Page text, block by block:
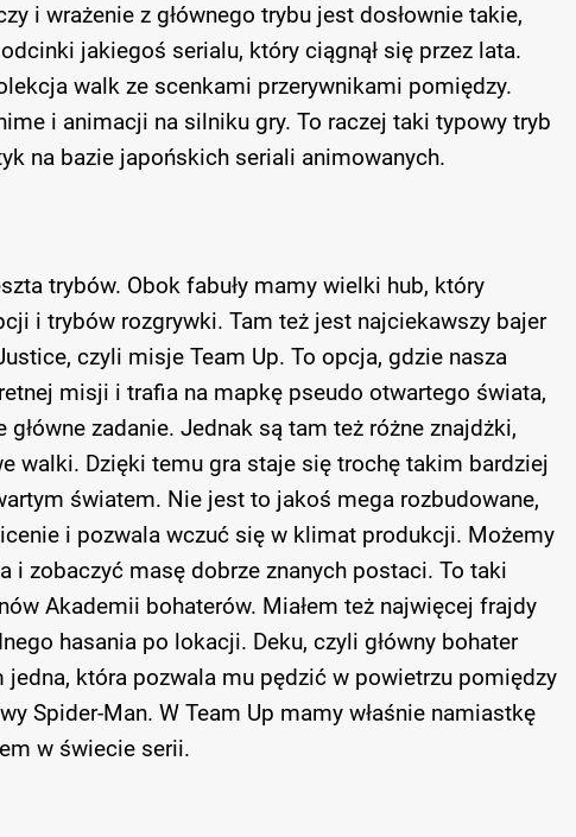
i wrażenie z głównego trybu jest dosłownie takie,
jakiegoś serialu, który ciągnął się przez lata.
walk ze scenkami przerywnikami pomiędzy.
i animacji na silniku gry. To raczej taki typowy tryb
na bazie japońskich seriali animowanych.
trybów. Obok fabuły mamy wielki hub, który
i trybów rozgrywki. Tam też jest najciekawszy bajer
czyli misje Team Up. To opcja, gdzie nasza
misji i trafia na mapkę pseudo otwartego świata,
zadanie. Jednak są tam też różne znajdżki,
walki. Dzięki temu gra staje się trochę takim bardziej
światem. Nie jest to jakoś mega rozbudowane,
i pozwala wczuć się w klimat produkcji. Możemy
i zobaczyć masę dobrze znanych postaci. To taki
Akademii bohaterów. Miałem też najwięcej frajdy
hasania po lokacji. Deku, czyli główny bohater
która pozwala mu pędzić w powietrzu pomiędzy
Spider-Man. W Team Up mamy właśnie namiastkę
w świecie serii.